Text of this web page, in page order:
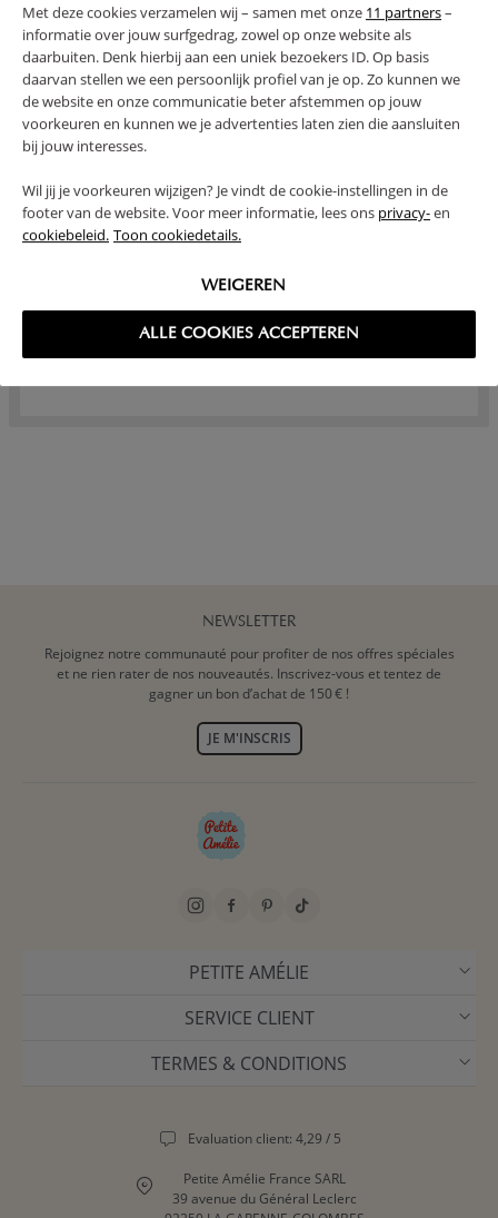
Met deze cookies verzamelen wij – samen met onze 11 partners–
informatie over jouw surfgedrag, zowel op onze website als
daarbuiten. Denk hierbij aan een uniek bezoekers ID. Op basis
daarvan stellen we een persoonlijk profiel van je op. Zo kunnen we
de website en onze communicatie beter afstemmen op jouw
voorkeuren en kunnen we je advertenties laten zien die aansluiten
bij jouw interesses.
Wil jij je voorkeuren wijzigen? Je vindt de cookie-instellingen in de
footer van de website. Voor meer informatie, lees ons privacy-en
cookiebeleid. Toon cookiedetails.
WEIGEREN
ALLE COOKIES ACCEPTEREN
HOUSSE DE COUETTE
ENFANT GAZE DE
COTON 120X150 CM
TENTE TIPI ENFANT
TOILE "FÊTE" | BEIGE
69,
NEWSLETTER
Rejoignez notre communauté pour profiter de nos offres spéciales
et ne rien rater de nos nouveautés. Inscrivez-vous et tentez de
gagner un bon d’achat de 150 € !
JE M'INSCRIS
PETITE AMÉLIE
SERVICE CLIENT
TERMES & CONDITIONS
Evaluation client: 4,29 / 5
Petite Amélie France SARL
39 avenue du Général Leclerc